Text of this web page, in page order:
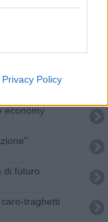
Privacy Policy
premiati
tra conferme e
economy
di futuro
traghetti